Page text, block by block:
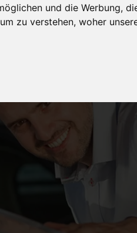
und die Werbung,
zu verstehen, woher
EUROPAWEIT